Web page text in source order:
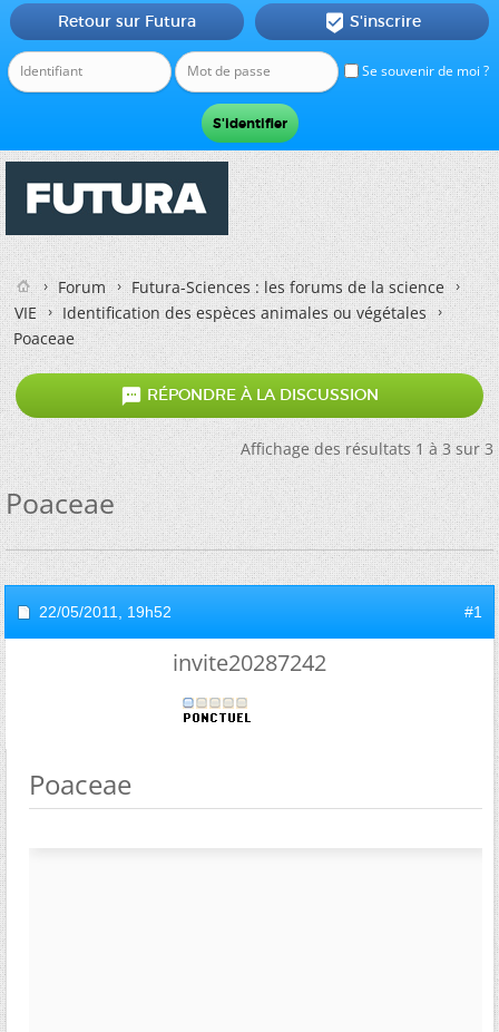
Se souvenir de moi ?
Retour sur Futura  S'inscrire
Forum
Futura-Sciences : les forums de la science
VIE
Identification des espèces animales ou végétales
Poaceae
 RÉPONDRE À LA DISCUSSION
Affichage des résultats 1 à 3 sur 3
Poaceae
22/05/2011, 19h52 #1
invite20287242
Poaceae